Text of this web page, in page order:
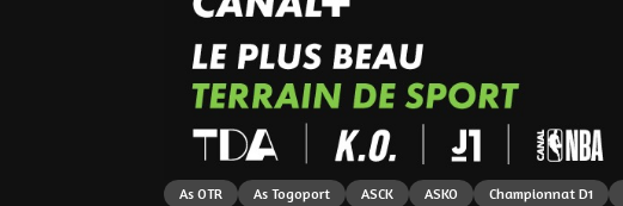
As OTR As Togoport ASCK ASKO Championnat D1